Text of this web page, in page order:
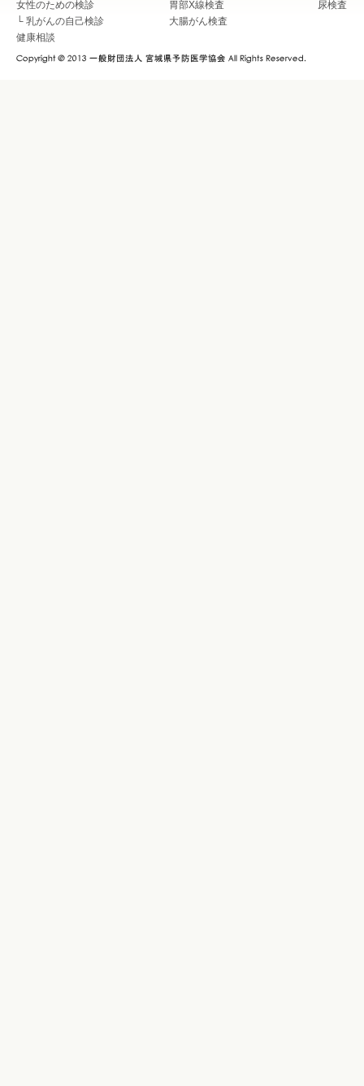
女性のための検診
└ 乳がんの自己検診
健康相談
胃部X線検査
尿検査
大腸がん検査